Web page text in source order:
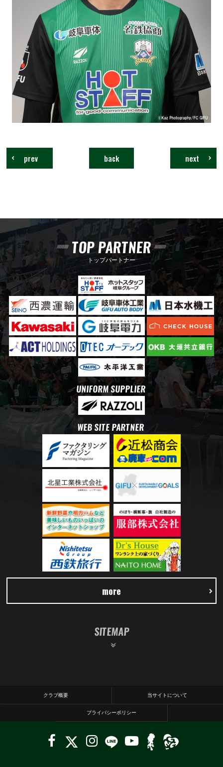
next
back
prev
TOP PARTNER
トップパートナー
UNIFORM SUPPLIER
WEB SITE PARTNER
more
SITEMAP
クラブ概要 当サイトについて
プライバシーポリシー